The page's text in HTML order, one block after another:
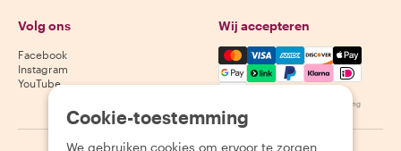
Volg ons
Facebook
Instagram
YouTube
Wij accepteren
Mastercard, Visa, Amex,
Beschikbaarheid varieert per bestemming
Cookie-toestemming
We gebruiken cookies om ervoor te zorgen